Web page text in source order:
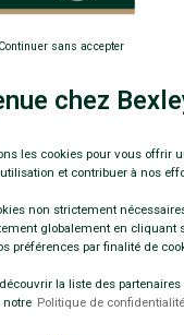
chez
les cookies pour vous offrir
et contribuer à nos
non strictement
globalement en cliquant
préférences par finalité de
la liste des
notre Politique de confidentialité.
Continuer sans accepter